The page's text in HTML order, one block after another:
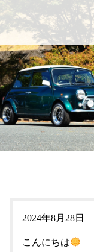
2024年8月28日
こんにちは